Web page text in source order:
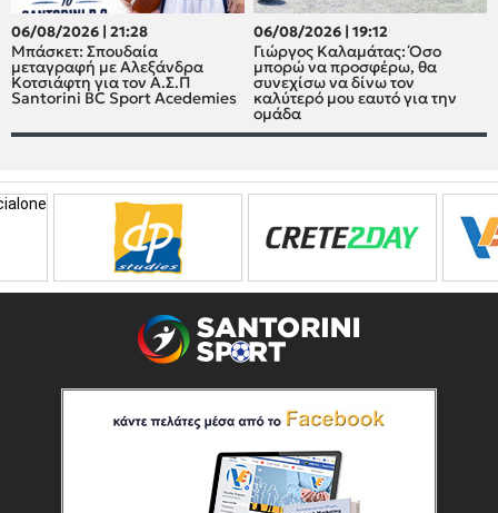
06/08/2026 | 21:28
Μπάσκετ: Σπουδαία
μεταγραφή με Αλεξάνδρα
Κοτσιάφτη για τον A.Σ.Π
Santorini BC Sport Acedemies
06/08/2026 | 19:12
Γιώργος Καλαμάτας: Όσο
μπορώ να προσφέρω, θα
συνεχίσω να δίνω τον
καλύτερό μου εαυτό για την
ομάδα